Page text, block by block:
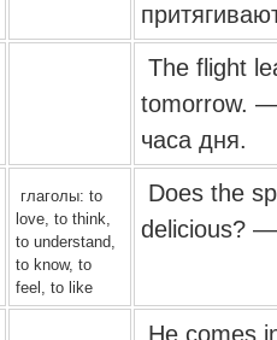
The flight
tomorrow.
часа дня.
глаголы: to
love, to think,
to understand,
to know, to
feel, to like
Does the
delicious? —
He comes